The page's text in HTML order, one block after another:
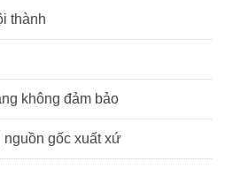
thành
không đảm bảo
nguồn gốc xuất xứ